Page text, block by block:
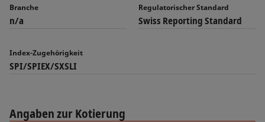
Branche
n/a
Regulatorischer Standard
Swiss Reporting Standard
Index-Zugehörigkeit
SPI/SPIEX/SXSLI
Angaben zur Kotierung